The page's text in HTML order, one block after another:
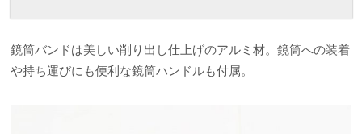
鏡筒バンドは美しい削り出し仕上げのアルミ材。鏡筒への装着
や持ち運びにも便利な鏡筒ハンドルも付属。